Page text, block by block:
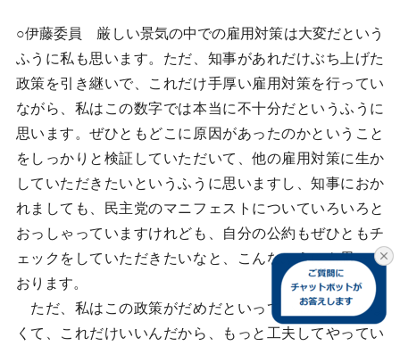
○伊藤委員 厳しい景気の中での雇用対策は大変だという
ふうに私も思います。ただ、知事があれだけぶち上げた
政策を引き継いで、これだけ手厚い雇用対策を行ってい
ながら、私はこの数字では本当に不十分だというふうに
思います。ぜひともどこに原因があったのかということ
をしっかりと検証していただいて、他の雇用対策に生か
していただきたいというふうに思いますし、知事におか
れましても、民主党のマニフェストについていろいろと
おっしゃっていますけれども、自分の公約もぜひともチ
ェックをしていただきたいなと、こんなふうにも思って
おります。
ただ、私はこの政策がだめだといっているわけじゃな
くて、これだけいいんだから、もっと工夫してやってい